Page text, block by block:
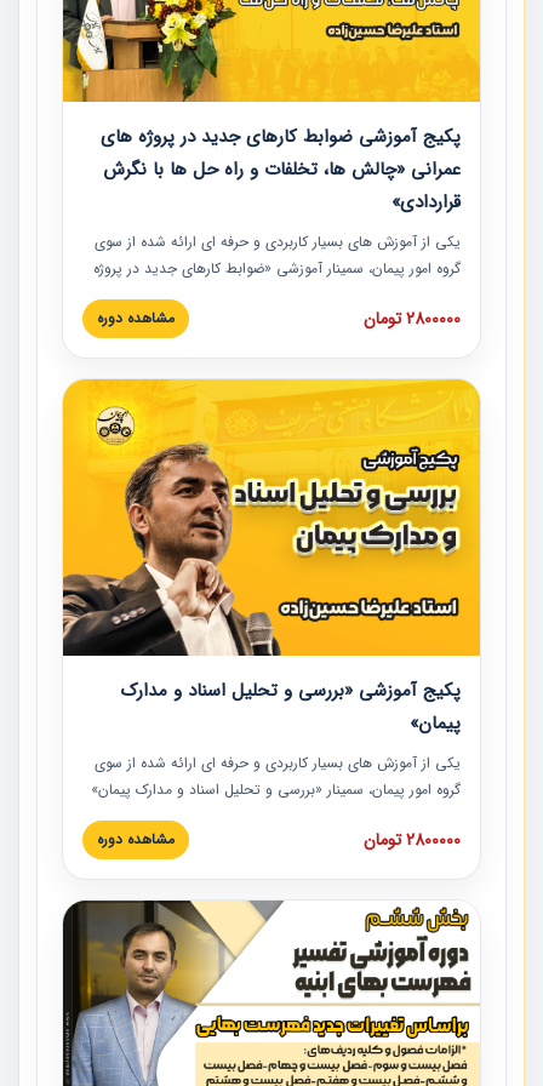
پکیج آموزشی ضوابط کارهای جدید در پروژه های
عمرانی «چالش ها، تخلفات و راه حل ها با نگرش
قراردادی»
یکی از آموزش‏‏‏‏‏‏ های بسیار کاربردی و حرفه‏ ای ارائه شده از سوی
گروه امور پیمان، سمینار آموزشی «ضوابط کارهای جدید در پروژه
های عمرانی» چالش ها، تخلفات و راه حل ها با نگرش قراردادی
است که در محل سندیکای شرکت های ساختمانی کشور ارائه شد.
مدارک پیمان به همراه تجربیات عملی ارائه شده است.
2800000 تومان مشاهده دوره
پکیج آموزشی «بررسی و تحلیل اسناد و مدارک
پیمان»
یکی از آموزش‏‏‏‏‏‏ های بسیار کاربردی و حرفه‏ ای ارائه شده از سوی
گروه امور پیمان، سمینار «بررسی و تحلیل اسناد و مدارک پیمان»
است که در دانشگاه صنعتی شریف ارائه شد. در این آموزش
نکات کلیدی مربوط به اسناد و مدارک پیمان، اولویت بندی اسناد
پیمان به همراه تجربیات عملی در این خصوص ارائه شده است.
2800000 تومان مشاهده دوره